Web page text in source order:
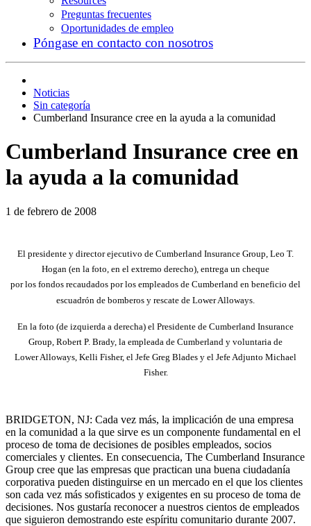
Preguntas frecuentes
Oportunidades de empleo
Póngase en contacto con nosotros
Noticias
Sin categoría
Cumberland Insurance cree en la ayuda a la comunidad
Cumberland Insurance cree en
la ayuda a la comunidad
1 de febrero de 2008
El presidente y director ejecutivo de Cumberland Insurance Group, Leo T.
Hogan (en la foto, en el extremo derecho), entrega un cheque
por los fondos recaudados por los empleados de Cumberland en beneficio del
escuadrón de bomberos y rescate de Lower Alloways.
En la foto (de izquierda a derecha) el Presidente de Cumberland Insurance
Group, Robert P. Brady, la empleada de Cumberland y voluntaria de
Lower Alloways, Kelli Fisher, el Jefe Greg Blades y el Jefe Adjunto Michael
Fisher.
BRIDGETON, NJ: Cada vez más, la implicación de una empresa
en la comunidad a la que sirve es un componente fundamental en el
proceso de toma de decisiones de posibles empleados, socios
comerciales y clientes. En consecuencia, The Cumberland Insurance
Group cree que las empresas que practican una buena ciudadanía
corporativa pueden distinguirse en un mercado en el que los clientes
son cada vez más sofisticados y exigentes en su proceso de toma de
decisiones. Nos gustaría reconocer a nuestros cientos de empleados
que siguieron demostrando este espíritu comunitario durante 2007.